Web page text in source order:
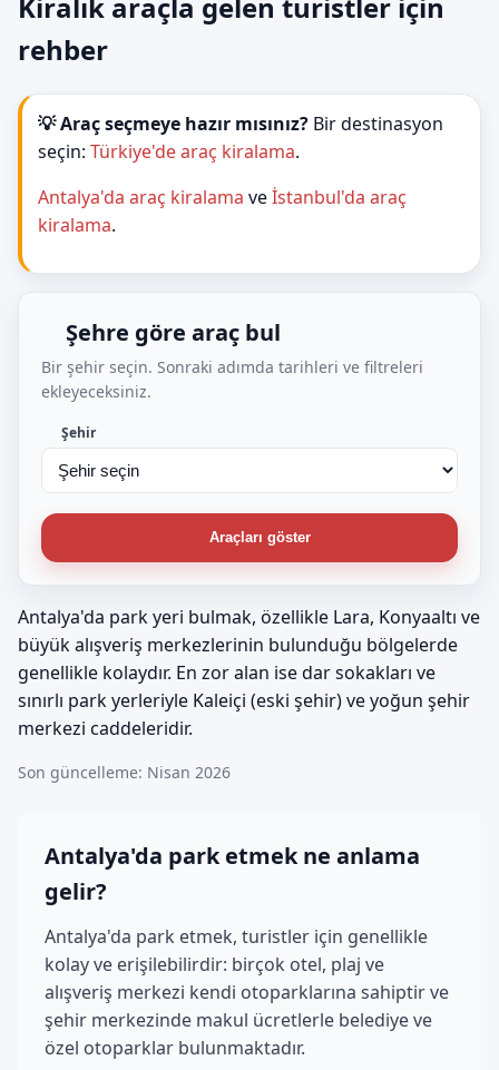
rehber
💡 Araç seçmeye hazır mısınız? Bir destinasyon
seçin: Türkiye'de araç kiralama.
Antalya'da araç kiralama veİstanbul'da araç
kiralama.
Şehre göre araç bul
Bir şehir seçin. Sonraki adımda tarihleri ve filtreleri
ekleyeceksiniz.
Şehir
Araçları göster
Antalya'da park yeri bulmak, özellikle Lara, Konyaaltı ve
büyük alışveriş merkezlerinin bulunduğu bölgelerde
genellikle kolaydır. En zor alan ise dar sokakları ve
sınırlı park yerleriyle Kaleiçi (eski şehir) ve yoğun şehir
merkezi caddeleridir.
Son güncelleme: Nisan 2026
Antalya'da park etmek ne anlama
gelir?
Antalya'da park etmek, turistler için genellikle
kolay ve erişilebilirdir: birçok otel, plaj ve
alışveriş merkezi kendi otoparklarına sahiptir ve
şehir merkezinde makul ücretlerle belediye ve
özel otoparklar bulunmaktadır.